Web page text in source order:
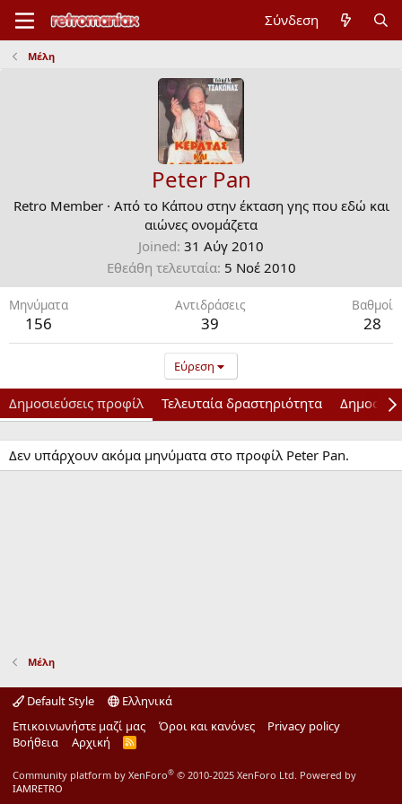
Σύνδεση
Μέλη
Peter Pan
Retro Member · Από το Κάπου στην έκταση γης που εδώ και
αιώνες ονομάζετα
Joined 31 Αύγ 2010
Εθεάθη τελευταία 5 Νοέ 2010
Μηνύματα
156
Αντιδράσεις
39
Bαθμοί
28
Εύρεση
Δημοσιεύσεις προφίλ Τελευταία δραστηριότητα
Δεν υπάρχουν ακόμα μηνύματα στο προφίλ Peter Pan.
Μέλη
Default Style
Ελληνικά
Επικοινωνήστε μαζί μας
Όροι και κανόνες
Privacy policy
Βοήθεια
Αρχική
R
Community platform by XenForo® © 2010-2025 XenForo Ltd. Powered by
IAMRETRO